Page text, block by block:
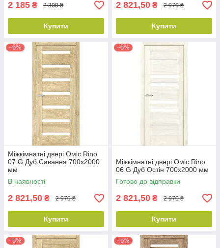
2 185 ₴ 2 300 ₴
Купити
2 821,50 ₴ 2 970 ₴
Купити
–5%
Міжкімнатні двері Оміс Rino
07 G Дуб Саванна 700х2000
мм
В наявності
2 821,50 ₴ 2 970 ₴
Купити
–5%
Міжкімнатні двері Оміс Rino
06 G Дуб Остін 700х2000 мм
Готово до відправки
2 821,50 ₴ 2 970 ₴
Купити
–5% –5%